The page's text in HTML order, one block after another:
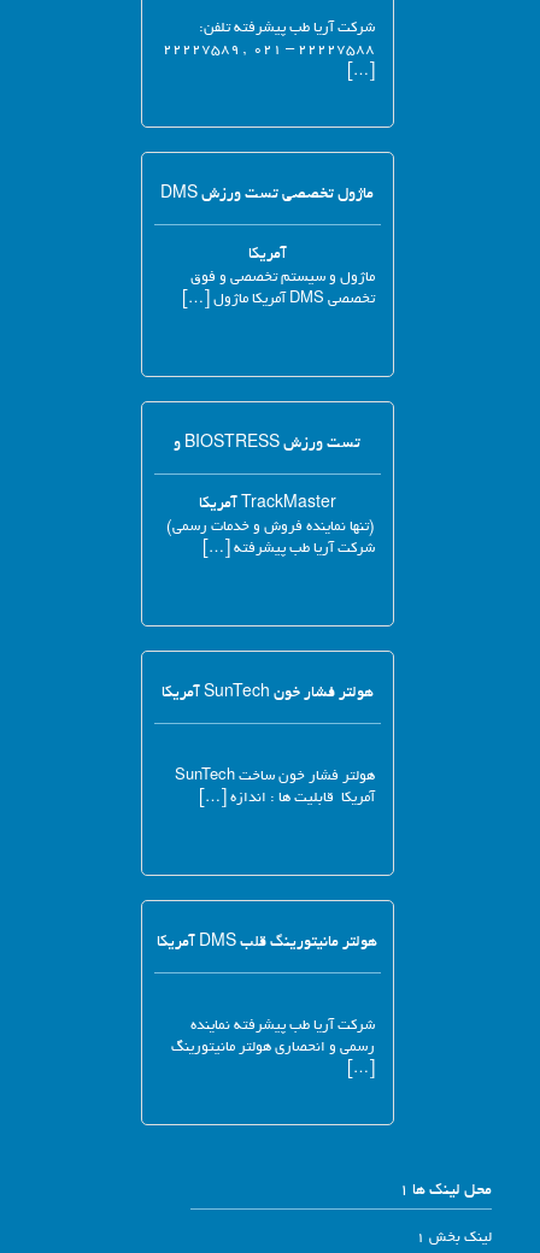
شرکت آریا طب پیشرفته تلفن:
۲۲۲۲۷۵۸۸ – ۰۲۱ , ۲۲۲۲۷۵۸۹
[…]
ماژول تخصصی تست ورزش DMS
آمریکا
ماژول و سیستم تخصصی و فوق
تخصصی DMS آمریکا ماژول […]
تست ورزش BIOSTRESS و
TrackMaster آمریکا
(تنها نماینده فروش و خدمات رسمی)
شرکت آریا طب پیشرفته […]
هولتر فشار خون SunTech آمریکا
هولتر فشار خون ساخت SunTech
آمریکا قابلیت ها : اندازه […]
هولتر مانیتورینگ قلب DMS آمریکا
شرکت آریا طب پیشرفته نماینده
رسمی و انحصاری هولتر مانیتورینگ
[…]
محل لینک ها 1
لینک بخش 1